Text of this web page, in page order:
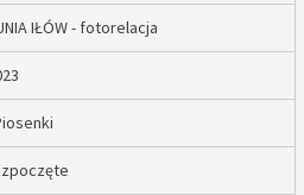
IŁÓW - fotorelacja